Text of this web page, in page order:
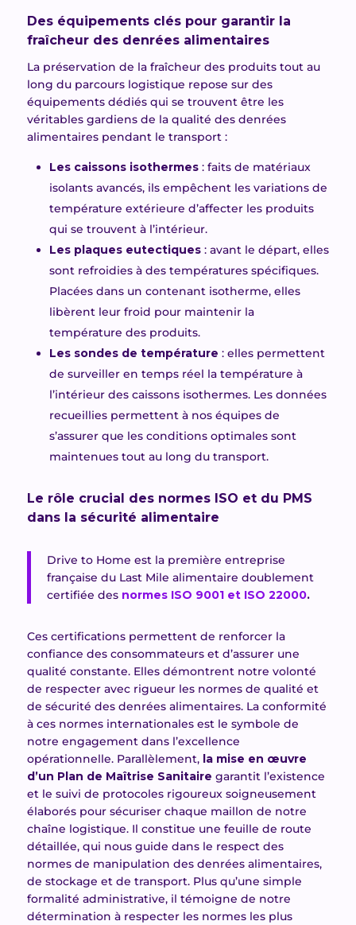
Des équipements clés pour garantir la
fraîcheur des denrées alimentaires
La préservation de la fraîcheur des produits tout au
long du parcours logistique repose sur des
équipements dédiés qui se trouvent être les
véritables gardiens de la qualité des denrées
alimentairespendant le transport :
Les caissons isothermes: faits de matériaux
isolants avancés, ils empêchent les variations de
température extérieure d’affecter les produits
qui se trouventà l’intérieur.
Les plaques eutectiques: avant le départ, elles
sont refroidies à des températures spécifiques.
Placées dans un contenantisotherme, elles
libèrent leur froid pour maintenir la
température des produits.
Les sondes de température : elles permettent
de surveiller en temps réel la température à
l’intérieur des caissons isothermes. Les données
recueillies permettent à nos équipes de
s’assurer que les conditions optimales sont
maintenues tout au long du transport.
Le rôle crucial des normes ISO et du PMS
dans la sécurité alimentaire
Drive to Home estla première entreprise
française du Last Mile alimentaire doublement
certifiée des normes ISO 9001 et ISO 22000.
Ces certifications permettent de renforcer la
confiance des consommateurs et d’assurer une
qualité constante. Elles démontrent notre volonté
de respecter avec rigueur les normes de qualité et
de sécurité des denrées alimentaires. La conformité
à ces normes internationales est le symbole de
notre engagement dans l’excellence
opérationnelle. Parallèlement, la mise en œuvre
d’un Plan de Maîtrise Sanitaire garantitl’existence
et le suivi de protocoles rigoureux soigneusement
élaborés pour sécuriser chaque maillon de notre
chaîne logistique. Il constitue une feuille de route
détaillée, qui nous guide dans le respectdes
normes de manipulation des denrées alimentaires,
de stockage et de transport. Plus qu’une simple
formalité administrative, il témoigne de notre
détermination à respecter les normes les plus